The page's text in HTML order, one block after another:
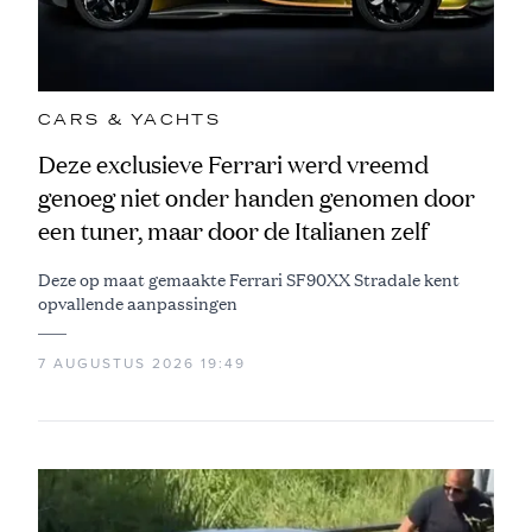
CARS & YACHTS
Deze exclusieve Ferrari werd vreemd
genoeg niet onder handen genomen door
een tuner, maar door de Italianen zelf
Deze op maat gemaakte Ferrari SF90XX Stradale kent
opvallende aanpassingen
7 AUGUSTUS 2026 19:49